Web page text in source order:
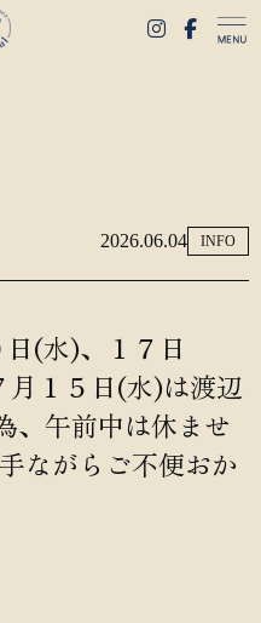
2026.06.04 INFO
(水)、１７日
１５日(水)は渡辺
、午前中は休ませ
ながらご不便おか